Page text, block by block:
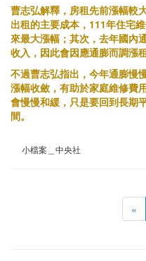
曹志弘解釋，房租先前漲幅較
出租的主要成本，111年住宅
來最大漲幅；其次，去年國內
收入，因此會因應通膨而調漲租
不過曹志弘指出，今年通膨慢
漲幅收斂，有助於家庭維修費
會慢慢和緩，只是要回到長期
間。
小檔案＿中央社
«